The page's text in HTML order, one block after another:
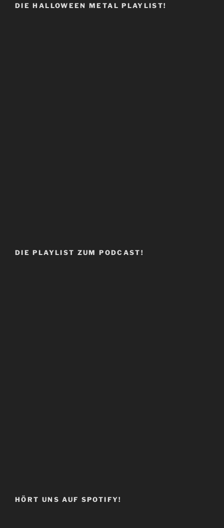
DIE HALLOWEEN METAL PLAYLIST!
DIE PLAYLIST ZUM PODCAST!
HÖRT UNS AUF SPOTIFY!